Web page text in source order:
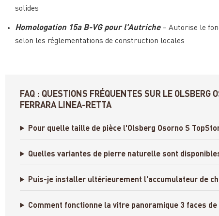
solides
Homologation 15a B-VG pour l'Autriche– Autorise le
selon les réglementations de construction locales
FAQ : QUESTIONS FRÉQUENTES SUR LE OLSBERG
FERRARA LINEA-RETTA
Pour quelle taille de pièce l'Olsberg Osorno S
Quelles variantes de pierre naturelle sont
Puis-je installer ultérieurement l'accumulateur de
Comment fonctionne la vitre panoramique 3 faces de